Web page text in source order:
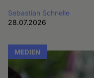
Sebastian Schnelle
28.07.2026
MEDIEN